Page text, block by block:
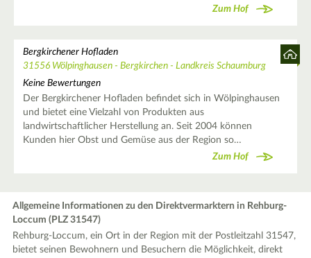
Zum Hof
Bergkirchener Hofladen
31556 Wölpinghausen - Bergkirchen - Landkreis Schaumburg
Keine Bewertungen
Der Bergkirchener Hofladen befindet sich in Wölpinghausen
und bietet eine Vielzahl von Produkten aus
landwirtschaftlicher Herstellung an. Seit 2004 können
Kunden hier Obst und Gemüse aus der Region so…
Zum Hof
Allgemeine Informationen zu den Direktvermarktern in Rehburg-
Loccum (PLZ 31547)
Rehburg-Loccum, ein Ort in der Region mit der Postleitzahl 31547,
bietet seinen Bewohnern und Besuchern die Möglichkeit, direkt